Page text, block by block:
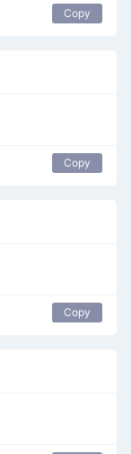
Copy
Copy
Copy